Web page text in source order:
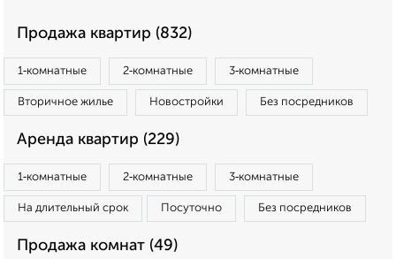
Продажа квартир (832)
1‑комнатные 2‑комнатные 3‑комнатные
Вторичное жилье Новостройки Без посредников
Аренда квартир (229)
1‑комнатные 2‑комнатные 3‑комнатные
На длительный срок Посуточно Без посредников
Продажа комнат (49)